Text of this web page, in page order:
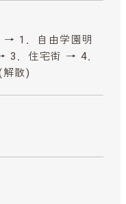
→ 1．自由学園明
3．住宅街 → 4．
散)